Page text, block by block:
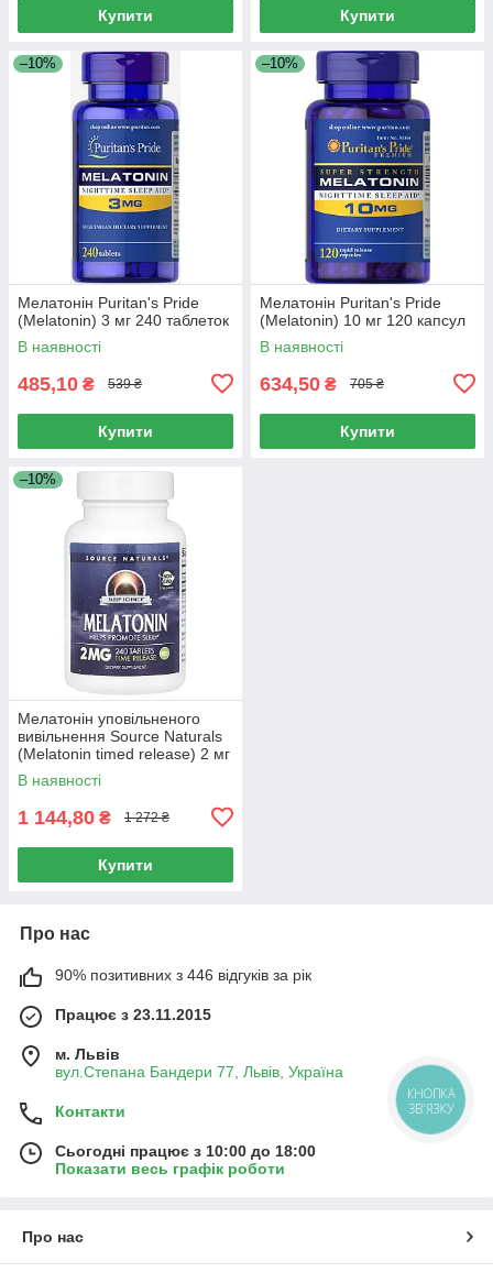
Купити Купити
–10%
Мелатонін Puritan's Pride
(Melatonin) 3 мг 240 таблеток
В наявності
485,10 ₴ 539 ₴
Купити
–10%
Мелатонін Puritan's Pride
(Melatonin) 10 мг 120 капсул
В наявності
634,50 ₴ 705 ₴
Купити
–10%
Мелатонін уповільненого
вивільнення Source Naturals
(Melatonin timed release) 2 мг
240 таблеток
В наявності
1 144,80 ₴ 1 272 ₴
Купити
Про нас
90% позитивних з 446 відгуків за рік
Працює з 23.11.2015
м. Львів
вул.Степана Бандери 77, Львів, Україна
Контакти
Сьогодні працює з 10:00 до 18:00
Показати весь графік роботи
Про нас
КНОПКА
ЗВ'ЯЗКУ